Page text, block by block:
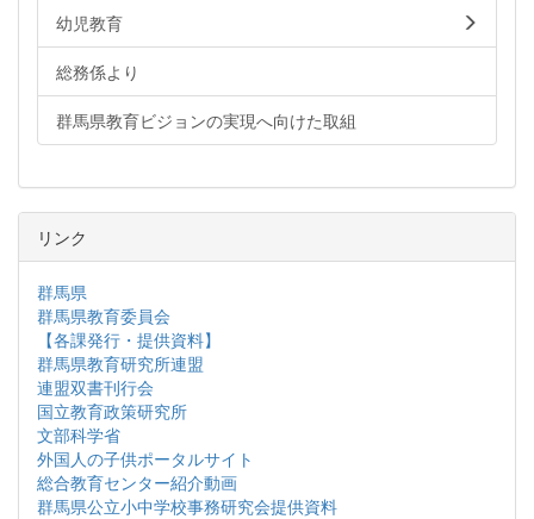
幼児教育
総務係より
群馬県教育ビジョンの実現へ向けた取組
リンク
群馬県
群馬県教育委員会
【各課発行・提供資料】
群馬県教育研究所連盟
連盟双書刊行会
国立教育政策研究所
文部科学省
外国人の子供ポータルサイト
総合教育センター紹介動画
群馬県公立小中学校事務研究会提供資料